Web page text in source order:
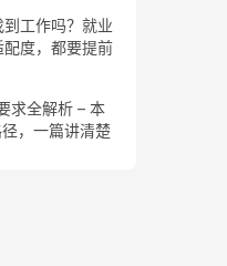
工作吗？就业
度，都要提前
求全解析 – 本
，一篇讲清楚